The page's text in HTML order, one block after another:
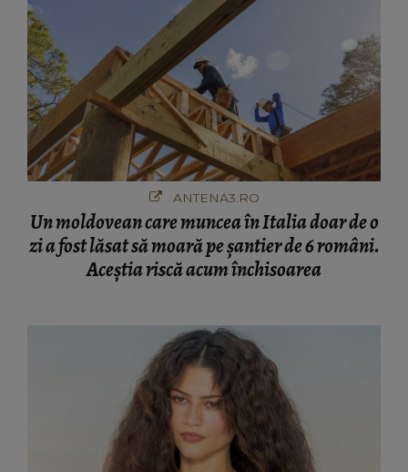
ANTENA3.RO
Un moldovean care muncea în Italia doar de o
zi a fost lăsat să moară pe şantier de 6 români.
Aceștia riscă acum închisoarea